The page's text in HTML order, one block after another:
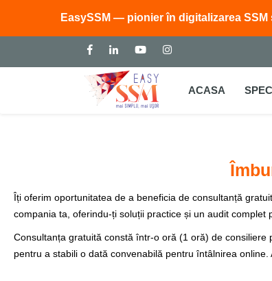
EasySSM — pionier în digitalizarea SSM
ACASA
Îți oferim oportunitatea de a beneficia de consultanță
compania ta, oferindu-ți soluții practice și un audit complet
Consultanța gratuită constă într-o oră (1 oră) de
pentru a stabili o dată convenabilă pentru întâlnirea